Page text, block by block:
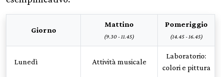
Giorno
Mattino
(9.30 - 11.45)
Pomeriggio
(14.45 - 16.45)
Lunedì Attività musicale
Laboratorio:
colori e pittura